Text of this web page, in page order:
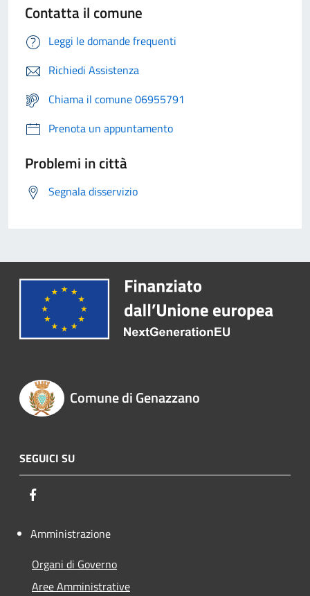
Contatta il comune
Leggi le domande frequenti
Richiedi Assistenza
Chiama il comune 06955791
Prenota un appuntamento
Problemi in città
Segnala disservizio
Comune di Genazzano
SEGUICI SU
Amministrazione
Organi di Governo
Aree Amministrative